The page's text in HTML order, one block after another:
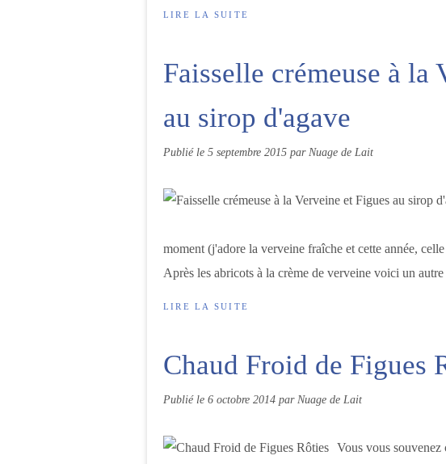
LIRE LA SUITE
Faisselle crémeuse à la
au sirop d'agave
Publié le 5 septembre 2015 par Nuage de Lait
moment (j'adore la verveine fraîche et cette année,
Après les abricots à la crème de verveine voici un
LIRE LA SUITE
Chaud Froid de Figues
Publié le 6 octobre 2014 par Nuage de Lait
Vous vous